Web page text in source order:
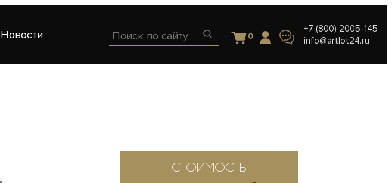
Новости 0
+7 (800) 2005-145
info@artlot24.ru
СТОИМОСТЬ